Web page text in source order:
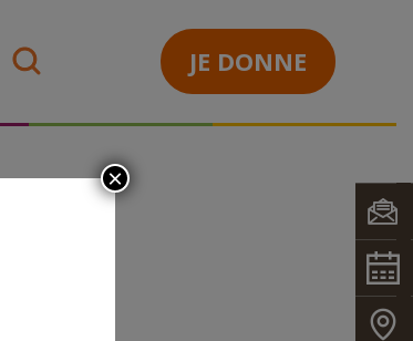
JE DONNE
×